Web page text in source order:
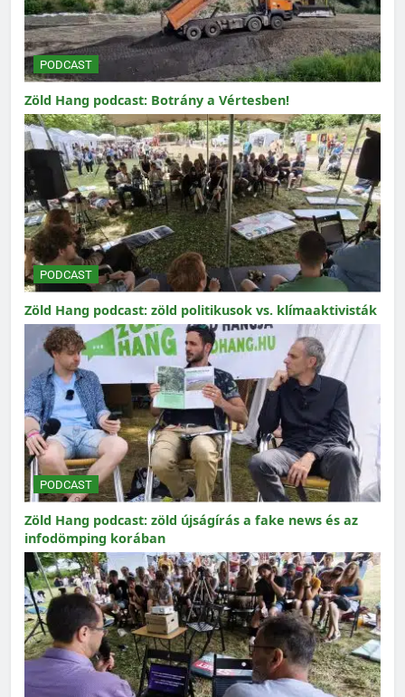
PODCAST
Zöld Hang podcast: Botrány a Vértesben!
PODCAST
Zöld Hang podcast: zöld politikusok vs. klímaaktivisták
PODCAST
Zöld Hang podcast: zöld újságírás a fake news és az
infodömping korában